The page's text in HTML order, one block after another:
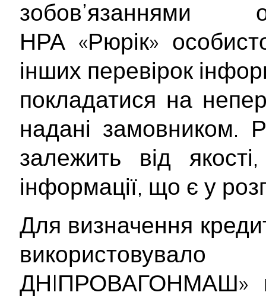
зобов’язаннями
НРА «Рюрік»
інших перевірок
покладатися на
надані замовником.
залежить від
інформації, що є у
Для визначення
ДНIПРОВАГОНМАШ»